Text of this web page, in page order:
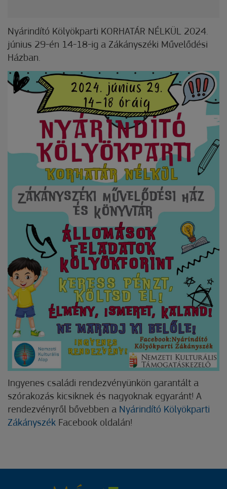
Nyárindító Kölyökparti KORHATÁR NÉLKÜL 2024.
június 29-én 14-18-ig a Zákányszéki Művelődési
Házban.
Ingyenes családi rendezvényünkön garantált a
szórakozás kicsiknek és nagyoknak egyaránt! A
rendezvényről bővebben a Nyárindító Kölyökparti
Zákányszék Facebook oldalán!